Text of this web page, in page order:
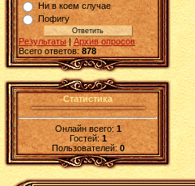
Ни в коем случае
Пофигу
Результаты|Архив опросов
Всего ответов:878
Статистика
Онлайн всего:1
Гостей:1
Пользователей: 0